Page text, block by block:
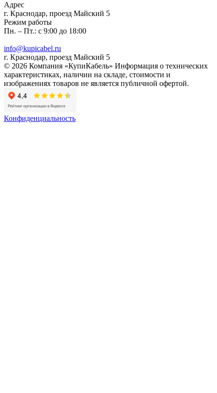
Адрес
г. Краснодар, проезд Майский 5
Режим работы
Пн. – Пт.: с 9:00 до 18:00
info@kupicabel.ru
г. Краснодар, проезд Майский 5
© 2026 Компания «КупиКабель» Информация о технических
характеристиках, наличии на складе, стоимости и
изображениях товаров не является публичной офертой.
Конфиденциальность